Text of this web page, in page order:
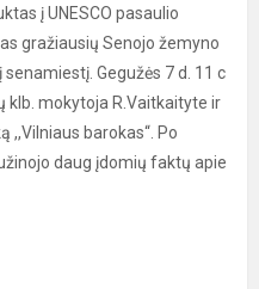
į UNESCO pasaulio
gražiausių Senojo žemyno
Gegužės 7 d. 11 c
klb. mokytoja R.Vaitkaityte ir
,,Vilniaus barokas“. Po
daug įdomių faktų apie